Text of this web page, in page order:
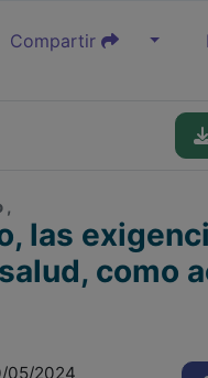
Compartir
,
las
como
05/2024